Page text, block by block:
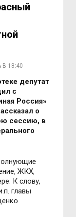
18:40
депутат
с
Россия»
о
сессию, в
ЖКХ,
К слову,
главы